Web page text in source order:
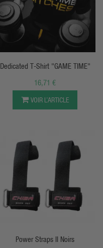
APERÇU RAPIDE
Dedicated T-Shirt "GAME TIME"
16,71 €
VOIR L’ARTICLE
Power Straps II Noirs